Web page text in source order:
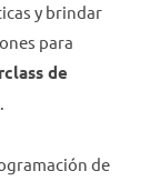
y brindar
para
de
.
de